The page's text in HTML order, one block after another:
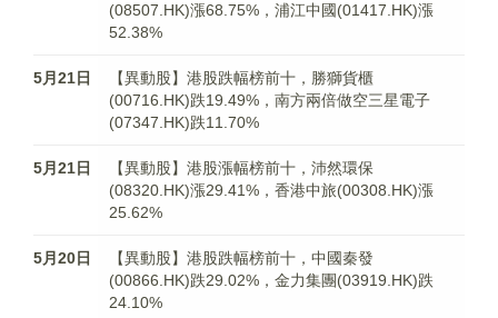
(08507.HK)漲68.75%，浦江中國(01417.HK)漲
52.38%
5月21日
【異動股】港股跌幅榜前十，勝獅貨櫃
(00716.HK)跌19.49%，南方兩倍做空三星電子
(07347.HK)跌11.70%
5月21日
【異動股】港股漲幅榜前十，沛然環保
(08320.HK)漲29.41%，香港中旅(00308.HK)漲
25.62%
5月20日
【異動股】港股跌幅榜前十，中國秦發
(00866.HK)跌29.02%，金力集團(03919.HK)跌
24.10%